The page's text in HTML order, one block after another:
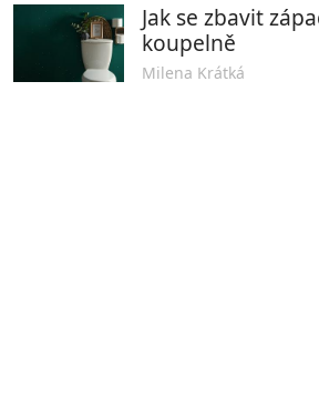
Jak se zbavit
koupelně
Milena Krátká